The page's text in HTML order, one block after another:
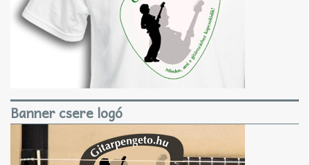
Banner csere logó